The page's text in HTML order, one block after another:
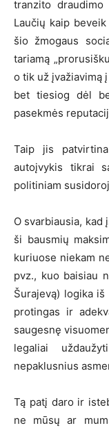
tranzito
Laučių kaip
šio žmogaus
tariamą
o tik už įvažiavimą
bet tiesiog dėl
pasekmės
Taip jis
autoįvykis tikrai
politiniam
O svarbiausia,
ši bausmių
kuriuose niekam
pvz., kuo baisiau
Šurajevą) logika
protingas ir
saugesnę
legaliai
nepaklusnius
Tą patį daro ir
ne mūsų ar